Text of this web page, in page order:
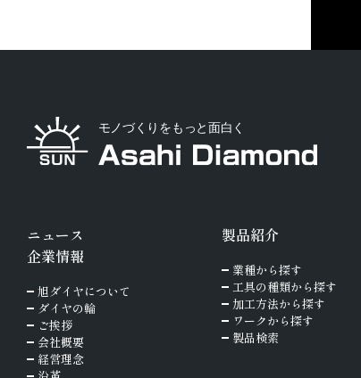
ニュース
企業情報
旭ダイヤについて
ダイヤの輪
ご挨拶
会社概要
経営理念
製品紹介
業種から探す
工具の種類から探す
加工方法から探す
ワークから探す
製品検索